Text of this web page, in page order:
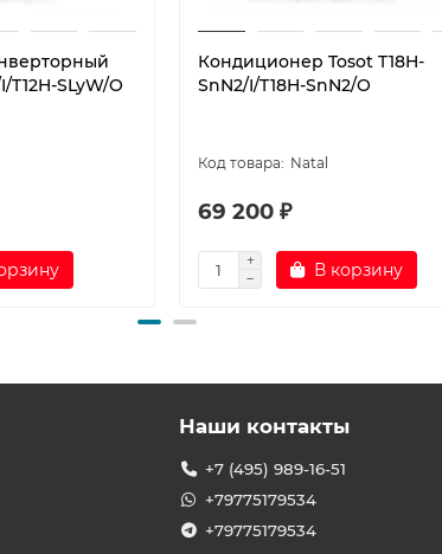
T12H-SLyW/O
Кондиционер Tosot T18H-
SnN2/I/T18H-SnN2/O
Natal
69 200 ₽
В корзину
Наши контакты
+7 (495) 989-16-51
+79775179534
+79775179534